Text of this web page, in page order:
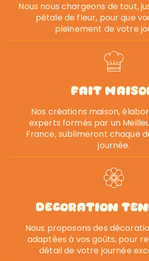
Nous nous chargeons de tout,
pétale de fleur, pour que
pleinement de votre
Fait
Nos créations maison,
experts formés par un
France, sublimeront chaque
journée.
decoration
Nous proposons des
adaptées à vos goûts, pour
détail de votre journée